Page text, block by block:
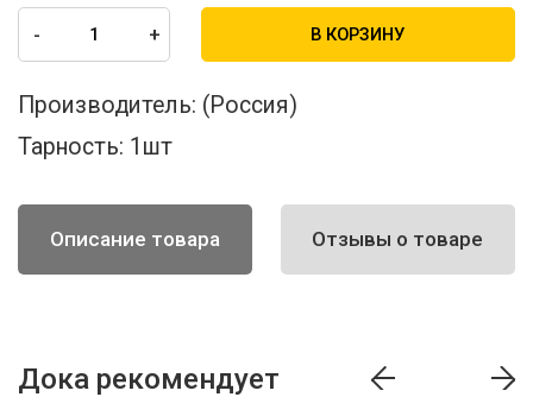
- + В КОРЗИНУ
Производитель: (Россия)
Тарность: 1шт
Описание товара Отзывы о товаре
Дока рекомендует